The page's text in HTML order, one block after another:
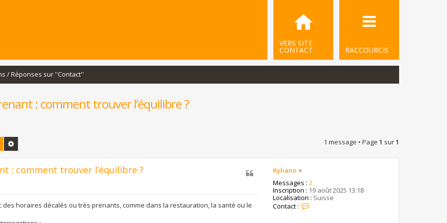
RACCOURCIS
VERS SITE
CONTACT
/ Réponses sur ''Contact''
: comment trouver l’équilibre ?
Rechercher 1 message • Page 1 sur1
Kyliano
Messages : 2
Inscription : 19 août 2025 13:18
Localisation : Suisse
Contact :
: comment trouver l’équilibre ?
horaires décalés ou très prenants, comme dans la restauration, la santé ou le